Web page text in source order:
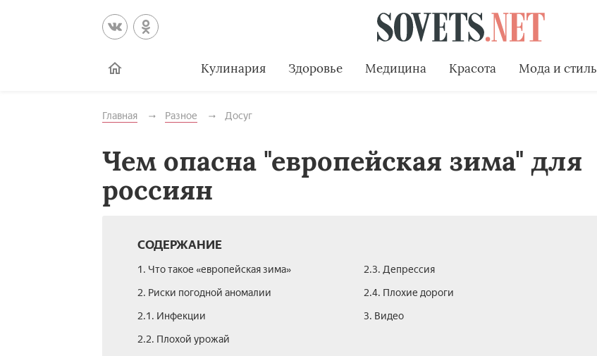
Кулинария Здоровье Медицина Красота Мода и стиль
Главная Разное Досуг
Чем опасна "европейская зима" для
россиян
СОДЕРЖАНИЕ
1. Что такое «европейская зима»
2. Риски погодной аномалии
2.1. Инфекции
2.2. Плохой урожай
2.3. Депрессия
2.4. Плохие дороги
3. Видео